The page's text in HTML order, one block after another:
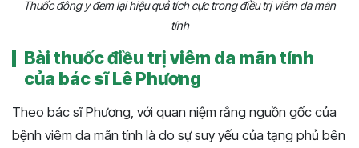
Thuốc đông y đem lại hiệu quả tích cực trong điều trị viêm da mãn
tính
Bài thuốc điều trị viêm da mãn tính
của bác sĩ Lê Phương
Theo bác sĩ Phương, với quan niệm rằng nguồn gốc của
bệnh viêm da mãn tính là do sự suy yếu của tạng phủ bên